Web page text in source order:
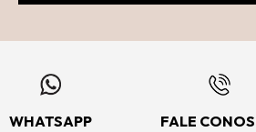
WHATSAPP FALE